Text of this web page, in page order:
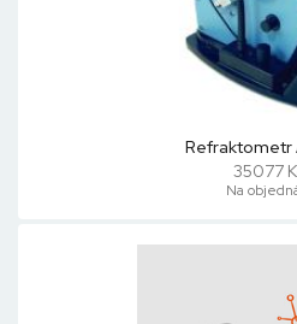
Refraktometr
35077
Na